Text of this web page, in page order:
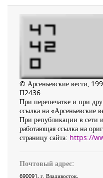
© Арсеньевские вести,
П2436
При перепечатке и при
ссылка на «Арсеньевские
При републикации в сети
работающая ссылка на
страницу сайта: https://
Почтовый адрес:
690091, г. Владивосток,